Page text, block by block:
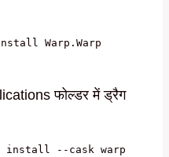
Warp.Warp
फोल्डर में ड्रैग
install --cask warp